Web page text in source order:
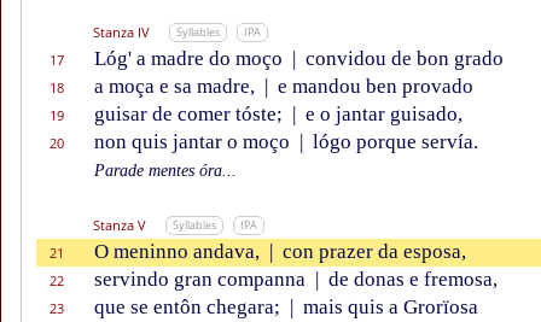
Stanza IV Syllables IPA
17 Lóg' a madre do moço | convidou de bon grado
18 a moça e sa madre, | e mandou ben provado
19 guisar de comer tóste; | e o jantar guisado,
20 non quis jantar o moço | lógo porque servía.
Parade mentes óra...
Stanza V Syllables IPA
21 O meninno andava, | con prazer da esposa,
22 servindo gran companna | de donas e fremosa,
23 que se entôn chegara; | mais quis a Grorïosa